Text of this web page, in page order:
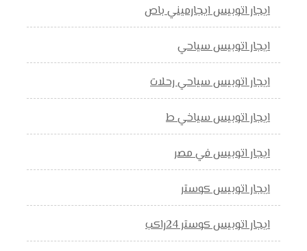
ايجار اتوبيس ايجارميني باص
ايجار اتوبيس سياحي
ايجار اتوبيس سياحي رحلات
ايجار اتوبيس سياخي ط
ايجار اتوبيس في مصر
ايجار اتوبيس كوستر
ايجار اتوبيس كوستر 24راكب